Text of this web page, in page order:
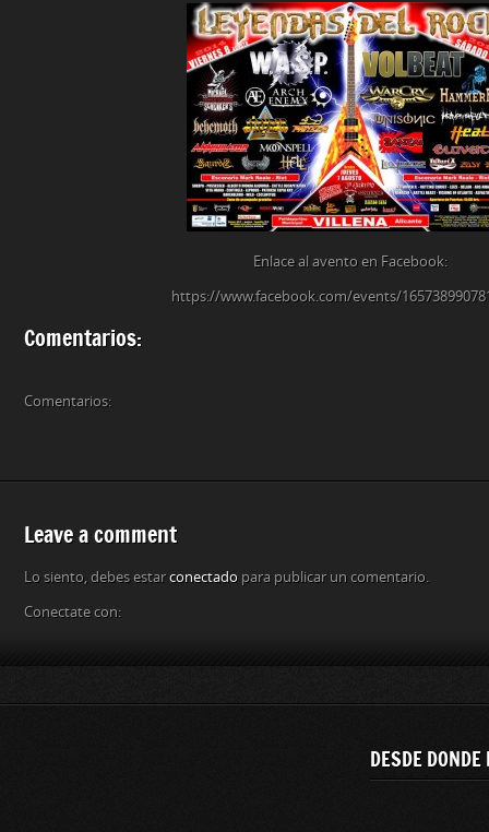
Enlace al avento en Facebook:
https://www.facebook.com/events/
Comentarios:
Comentarios:
Leave a comment
Lo siento, debes estarconectado para publicar un comentario.
Conectate con:
DESDE